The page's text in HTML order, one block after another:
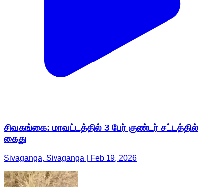
சிவகங்கை: மாவட்டத்தில் 3 பேர் குண்டர் சட்டத்தில்
கைது
Sivaganga, Sivaganga | Feb 19, 2026